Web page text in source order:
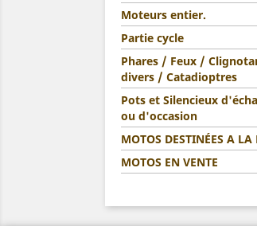
Moteurs entier.
Partie cycle
Phares / Feux /
divers / Catadioptres
Pots et Silencieux
ou d'occasion
MOTOS DESTINÉES A LA
MOTOS EN VENTE